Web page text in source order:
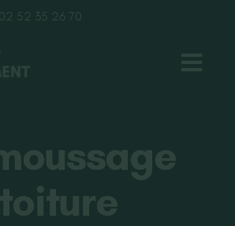
02 52 35 26 70
toiture